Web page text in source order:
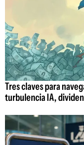
Tres claves para
turbulencia IA,